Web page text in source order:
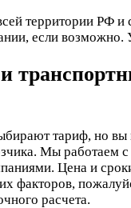
территории РФ
если возможно.
тариф, но вы
Мы работаем
Цена и
факторов,
расчета.